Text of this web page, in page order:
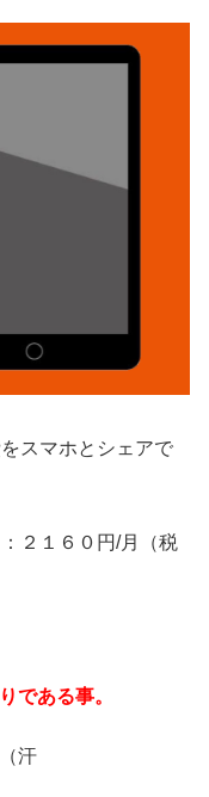
スマホとシェアで
２１６０円/月（税
である事。
汗